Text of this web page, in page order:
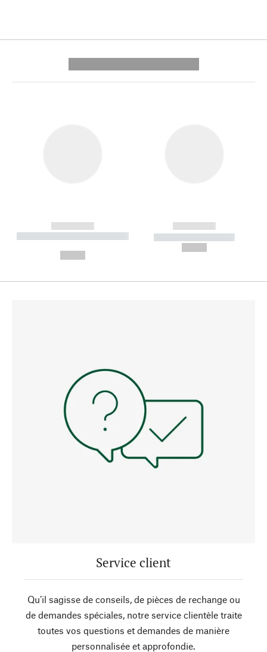
------------
----------- ----------- --------
------------
----------- -----------
Service client
Qu’il sagisse de conseils, de pièces de rechange ou
de demandes spéciales, notre service clientèle traite
toutes vos questions et demandes de manière
personnalisée et approfondie.